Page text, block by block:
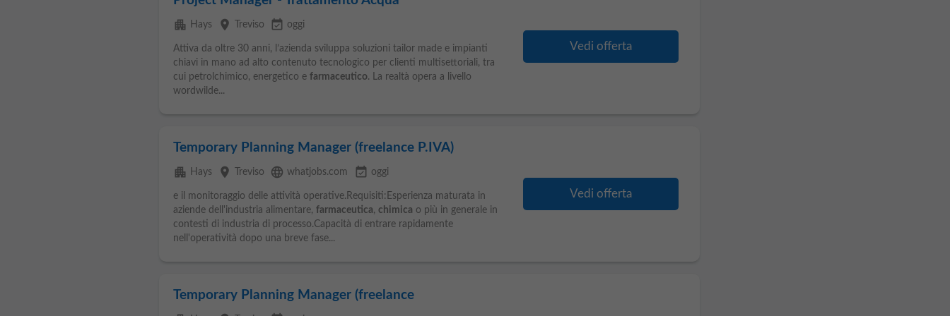
apartment Hays place Treviso event_available oggi
Attiva da oltre 30 anni, l’azienda sviluppa soluzioni tailor made e impianti
chiavi in mano ad alto contenuto tecnologico per clienti multisettoriali, tra
cui petrolchimico, energetico e farmaceutico. La realtà opera a livello
wordwilde...
Vedi offerta
Temporary Planning Manager (freelance P.IVA)
apartment Hays place Treviso language whatjobs.com event_available oggi
e il monitoraggio delle attività operative.Requisiti:Esperienza maturata in
aziende dell'industria alimentare, farmaceutica, chimica o più in generale in
contesti di industria di processo.Capacità di entrare rapidamente
nell'operatività dopo una breve fase...
Vedi offerta
Temporary Planning Manager (freelance